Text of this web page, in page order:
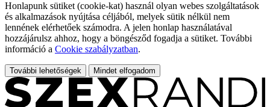
Honlapunk sütiket (cookie-kat) használ olyan webes szolgáltatások
és alkalmazások nyújtása céljából, melyek sütik nélkül nem
lennének elérhetőek számodra. A jelen honlap használatával
hozzájárulsz ahhoz, hogy a böngésződ fogadja a sütiket. További
információ a Cookie szabályzatban.
További lehetőségek Mindet elfogadom